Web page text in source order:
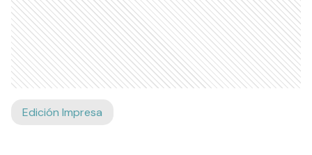
Edición Impresa